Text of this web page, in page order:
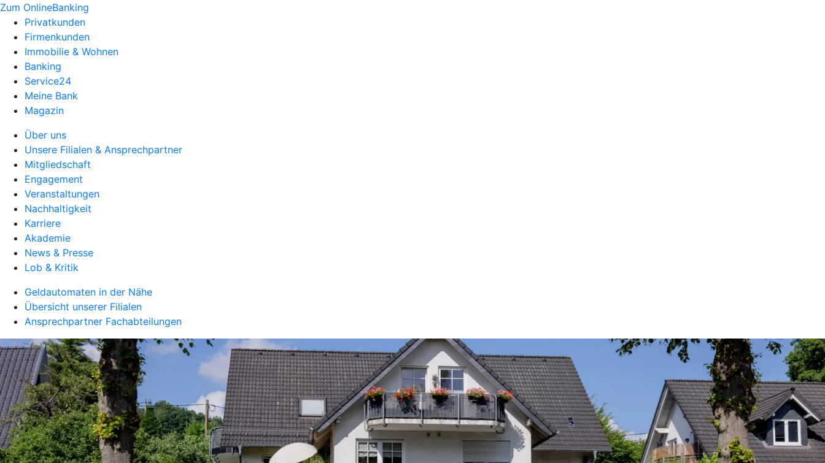
Zum OnlineBanking
Privatkunden
Firmenkunden
Immobilie & Wohnen
Banking
Service24
Meine Bank
Magazin
Über uns
Unsere Filialen & Ansprechpartner
Mitgliedschaft
Engagement
Veranstaltungen
Nachhaltigkeit
Karriere
Akademie
News & Presse
Lob & Kritik
Geldautomaten in der Nähe
Übersicht unserer Filialen
Ansprechpartner Fachabteilungen